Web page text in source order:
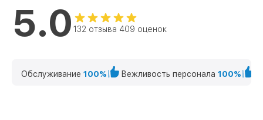
5.0 132 отзыва 409 оценок
Обслуживание 100% Вежливость персонала 100%